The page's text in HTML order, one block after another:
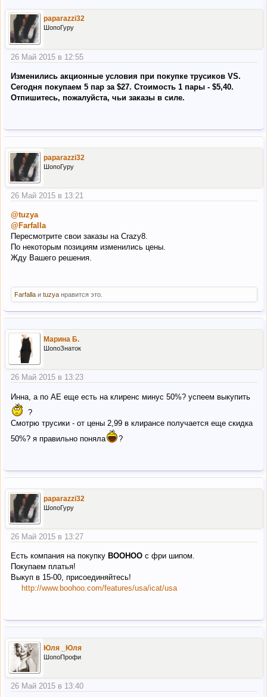
paparazzi32
ШопоГуру
26 Май 2015 в 12:55
Изменились акционные условия при покупке трусиков VS.
Сегодня покупаем 5 пар за $27. Cтоимость 1 пары - $5,40.
Отпишитесь, пожалуйста, чьи заказы в силе.
paparazzi32
ШопоГуру
26 Май 2015 в 13:21
@tuzya
@Farfalla
Пересмотрите свои заказы на Crazy8.
По некоторым позициям изменились цены.
Жду Вашего решения.
Farfalla и tuzya нравится это.
Марина Б.
ШопоЗнаток
26 Май 2015 в 13:23
Инна, а по АЕ еще есть на клиренс минус 50%? успеем выкупить
?
Смотрю трусики - от цены 2,99 в клирансе получается еще скидка
50%? я правильно поняла
?
paparazzi32
ШопоГуру
26 Май 2015 в 13:27
Есть компания на покупку BOOHOO c фри шипом.
Покупаем платья!
Выкуп в 15-00, присоединяйтесь!
http://www.boohoo.com/features/usa/icat/usa
Юля _Юля
ШопоПрофи
26 Май 2015 в 13:40